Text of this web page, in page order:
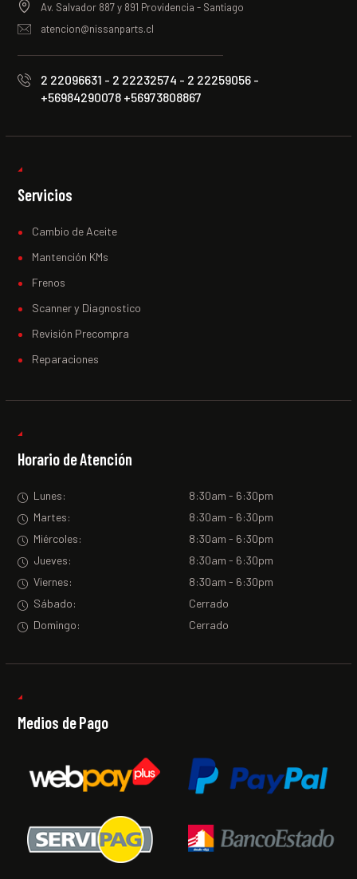
Av. Salvador 887 y 891 Providencia - Santiago
atencion@nissanparts.cl
2 22096631 - 2 22232574 - 2 22259056 -
+56984290078 +56973808867
Servicios
Cambio de Aceite
Mantención KMs
Frenos
Scanner y Diagnostico
Revisión Precompra
Reparaciones
Horario de Atención
Lunes:
8:30am - 6:30pm
Martes:
8:30am - 6:30pm
Miércoles:
8:30am - 6:30pm
Jueves:
8:30am - 6:30pm
Viernes:
8:30am - 6:30pm
Sábado:
Cerrado
Domingo:
Cerrado
Medios de Pago